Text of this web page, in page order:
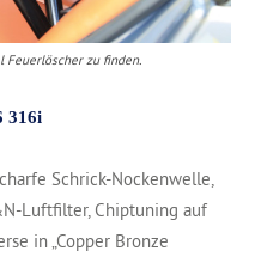
Feuerlöscher zu finden.
316i
Schrick-Nockenwelle,
Luftfilter, Chiptuning auf
in „Copper Bronze